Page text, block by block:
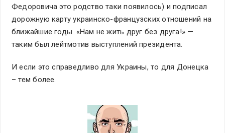
Федоровича это родство таки появилось) и подписал
дорожную карту украинско-французских отношений на
ближайшие годы. «Нам не жить друг без друга!» —
таким был лейтмотив выступлений президента.
И если это справедливо для Украины, то для Донецка
– тем более.